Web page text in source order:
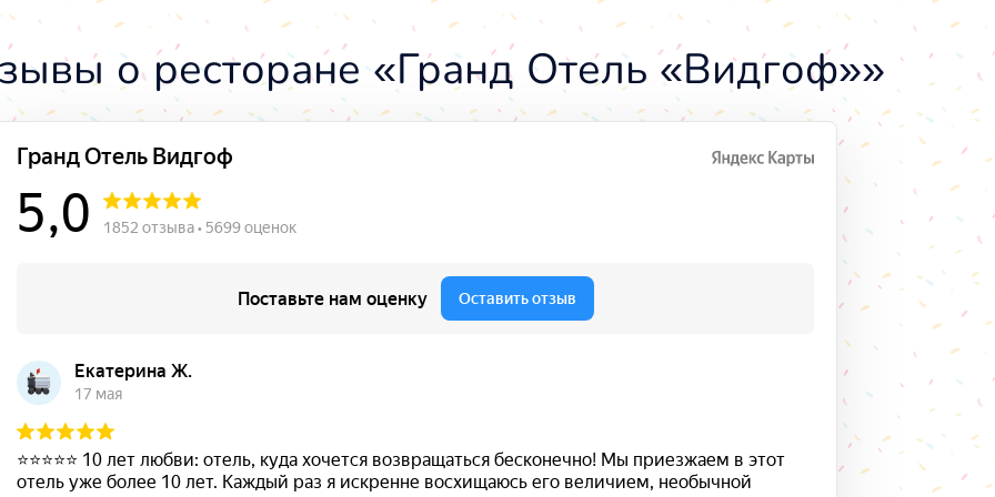
о ресторане «Гранд Отель «Видгоф»»